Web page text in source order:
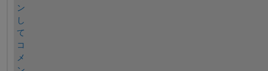
ン
し
て
コ
メ